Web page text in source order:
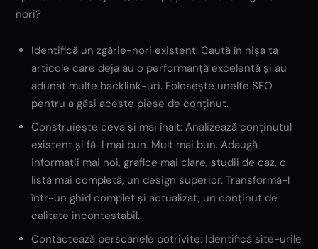
nori?
Identifică un zgârie-nori existent: Caută în nișa ta
articole care deja au o performanță excelentă și au
adunat multe backlink-uri. Folosește unelte SEO
pentru a găsi aceste piese de conținut.
Construiește ceva și mai înalt: Analizează conținutul
existent și fă-l mai bun. Mult mai bun. Adaugă
informații mai noi, grafice mai clare, studii de caz, o
listă mai completă, un design superior. Transformă-l
într-un ghid complet și actualizat, un conținut de
calitate incontestabil.
Contactează persoanele potrivite: Identifică site-urile